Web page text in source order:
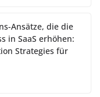
Ansätze, die die
in SaaS erhöhen:
Strategies für